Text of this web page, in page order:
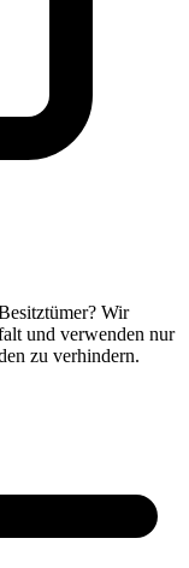
Wir
und verwenden nur
zu verhindern.